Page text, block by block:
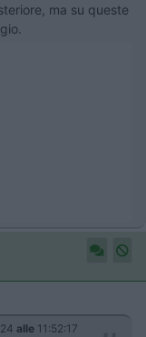
ma su queste
alle 11:52:17